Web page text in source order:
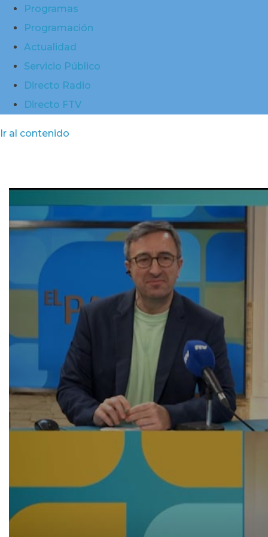
Programas
Programación
Actualidad
Servicio Público
Directo Radio
Directo FTV
Ir al contenido